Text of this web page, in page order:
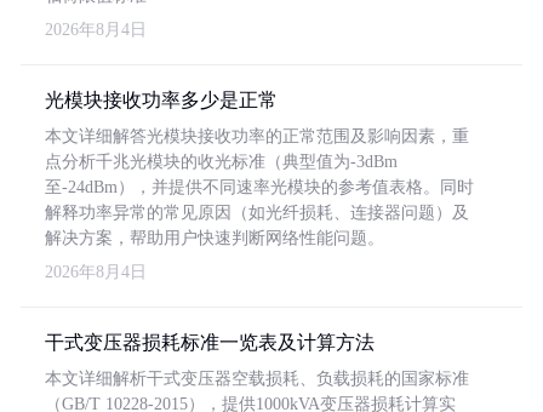
2026年8月4日
光模块接收功率多少是正常
本文详细解答光模块接收功率的正常范围及影响因素，重
点分析千兆光模块的收光标准（典型值为-3dBm
至-24dBm），并提供不同速率光模块的参考值表格。同时
解释功率异常的常见原因（如光纤损耗、连接器问题）及
解决方案，帮助用户快速判断网络性能问题。
2026年8月4日
干式变压器损耗标准一览表及计算方法
本文详细解析干式变压器空载损耗、负载损耗的国家标准
（GB/T 10228-2015），提供1000kVA变压器损耗计算实